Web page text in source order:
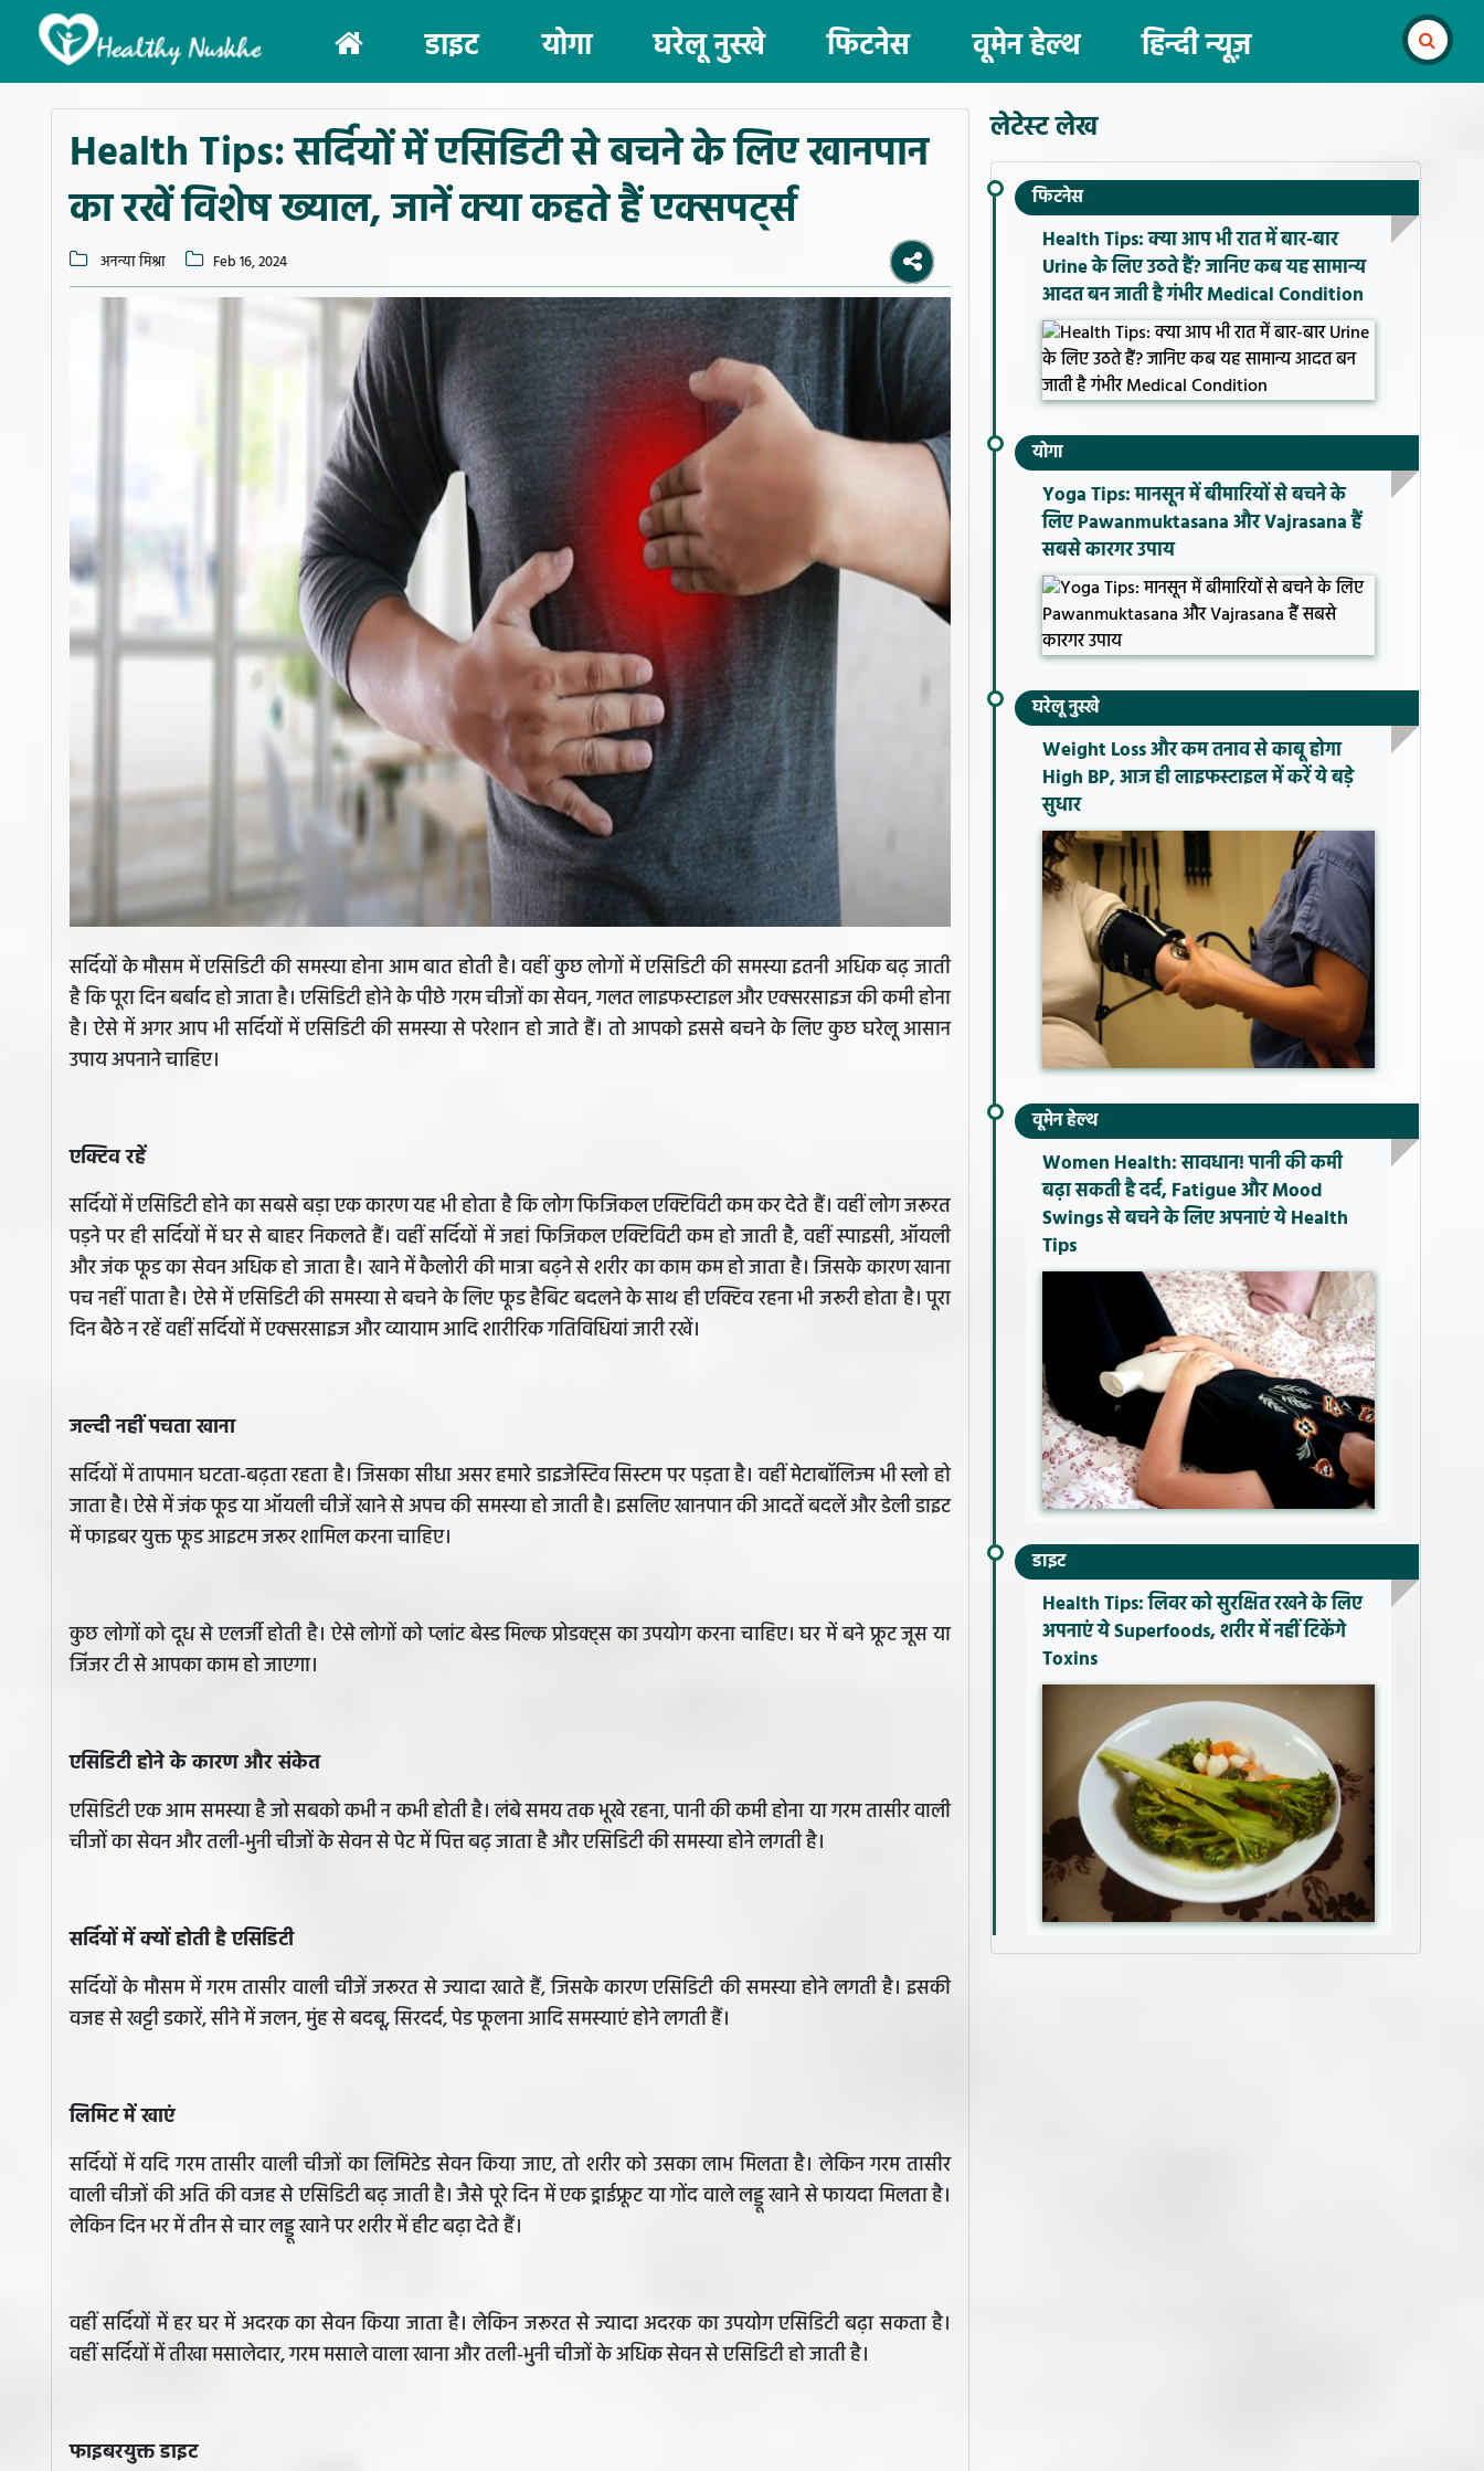
(current)
डाइट योगा घरेलू नुस्खे फिटनेस वूमेन हेल्थ हिन्दी न्यूज़
Health Tips: सर्दियों में एसिडिटी से बचने के लिए खानपान
का रखें विशेष ख्याल, जानें क्या कहते हैं एक्सपर्ट्स
अनन्या मिश्रा Feb 16, 2024
सर्दियों के मौसम में एसिडिटी की समस्या होना आम बात होती है। वहीं कुछ लोगों में एसिडिटी की समस्या इतनी अधिक बढ़ जाती
है कि पूरा दिन बर्बाद हो जाता है। एसिडिटी होने के पीछे गरम चीजों का सेवन, गलत लाइफस्टाइल और एक्सरसाइज की कमी होना
है। ऐसे में अगर आप भी सर्दियों में एसिडिटी की समस्या से परेशान हो जाते हैं। तो आपको इससे बचने के लिए कुछ घरेलू आसान
उपाय अपनाने चाहिए।
एक्टिव रहें
सर्दियों में एसिडिटी होने का सबसे बड़ा एक कारण यह भी होता है कि लोग फिजिकल एक्टिविटी कम कर देते हैं। वहीं लोग जरूरत
पड़ने पर ही सर्दियों में घर से बाहर निकलते हैं। वहीं सर्दियों में जहां फिजिकल एक्टिविटी कम हो जाती है, वहीं स्पाइसी, ऑयली
और जंक फूड का सेवन अधिक हो जाता है। खाने में कैलोरी की मात्रा बढ़ने से शरीर का काम कम हो जाता है। जिसके कारण खाना
पच नहीं पाता है। ऐसे में एसिडिटी की समस्या से बचने के लिए फूड हैबिट बदलने के साथ ही एक्टिव रहना भी जरूरी होता है। पूरा
दिन बैठे न रहें वहीं सर्दियों में एक्सरसाइज और व्यायाम आदि शारीरिक गतिविधियां जारी रखें।
जल्दी नहीं पचता खाना
सर्दियों में तापमान घटता-बढ़ता रहता है। जिसका सीधा असर हमारे डाइजेस्टिव सिस्टम पर पड़ता है। वहीं मेटाबॉलिज्म भी स्लो हो
जाता है। ऐसे में जंक फूड या ऑयली चीजें खाने से अपच की समस्या हो जाती है। इसलिए खानपान की आदतें बदलें और डेली डाइट
में फाइबर युक्त फूड आइटम जरूर शामिल करना चाहिए।
कुछ लोगों को दूध से एलर्जी होती है। ऐसे लोगों को प्लांट बेस्ड मिल्क प्रोडक्ट्स का उपयोग करना चाहिए। घर में बने फ्रूट जूस या
जिंजर टी से आपका काम हो जाएगा।
एसिडिटी होने के कारण और संकेत
एसिडिटी एक आम समस्या है जो सबको कभी न कभी होती है। लंबे समय तक भूखे रहना, पानी की कमी होना या गरम तासीर वाली
चीजों का सेवन और तली-भुनी चीजों के सेवन से पेट में पित्त बढ़ जाता है और एसिडिटी की समस्या होने लगती है।
सर्दियों में क्यों होती है एसिडिटी
सर्दियों के मौसम में गरम तासीर वाली चीजें जरूरत से ज्यादा खाते हैं, जिसके कारण एसिडिटी की समस्या होने लगती है। इसकी
वजह से खट्टी डकारें, सीने में जलन, मुंह से बदबू, सिरदर्द, पेड फूलना आदि समस्याएं होने लगती हैं।
लिमिट में खाएं
सर्दियों में यदि गरम तासीर वाली चीजों का लिमिटेड सेवन किया जाए, तो शरीर को उसका लाभ मिलता है। लेकिन गरम तासीर
वाली चीजों की अति की वजह से एसिडिटी बढ़ जाती है। जैसे पूरे दिन में एक ड्राईफ्रूट या गोंद वाले लड्डू खाने से फायदा मिलता है।
लेकिन दिन भर में तीन से चार लड्डू खाने पर शरीर में हीट बढ़ा देते हैं।
वहीं सर्दियों में हर घर में अदरक का सेवन किया जाता है। लेकिन जरूरत से ज्यादा अदरक का उपयोग एसिडिटी बढ़ा सकता है।
वहीं सर्दियों में तीखा मसालेदार, गरम मसाले वाला खाना और तली-भुनी चीजों के अधिक सेवन से एसिडिटी हो जाती है।
फाइबरयुक्त डाइट
लेटेस्ट लेख
फिटनेस
Health Tips: क्या आप भी रात में बार-बार
Urine के लिए उठते हैं? जानिए कब यह सामान्य
आदत बन जाती है गंभीर Medical Condition
योगा
Yoga Tips: मानसून में बीमारियों से बचने के
लिए Pawanmuktasana और Vajrasana हैं
सबसे कारगर उपाय
घरेलू नुस्खे
Weight Loss और कम तनाव से काबू होगा
High BP, आज ही लाइफस्टाइल में करें ये बड़े
सुधार
वूमेन हेल्थ
Women Health: सावधान! पानी की कमी
बढ़ा सकती है दर्द, Fatigue और Mood
Swings से बचने के लिए अपनाएं ये Health
Tips
डाइट
Health Tips: लिवर को सुरक्षित रखने के लिए
अपनाएं ये Superfoods, शरीर में नहीं टिकेंगे
Toxins